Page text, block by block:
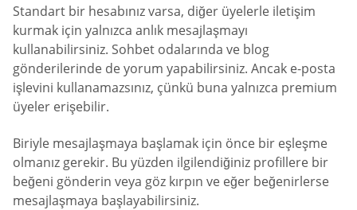
Standart bir hesabınız varsa, diğer üyelerle iletişim
kurmak için yalnızca anlık mesajlaşmayı
kullanabilirsiniz. Sohbet odalarında ve blog
gönderilerinde de yorum yapabilirsiniz. Ancak e-posta
işlevini kullanamazsınız, çünkü buna yalnızca premium
üyeler erişebilir.
Biriyle mesajlaşmaya başlamak için önce bir eşleşme
olmanız gerekir. Bu yüzden ilgilendiğiniz profillere bir
beğeni gönderin veya göz kırpın ve eğer beğenirlerse
mesajlaşmaya başlayabilirsiniz.